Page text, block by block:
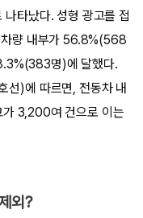
타났다. 성형 광고를 접
차량 내부가 56.8%(568
명)에 달했다.
선)에 따르면, 전동차 내
3,200여 건으로 이는
외?